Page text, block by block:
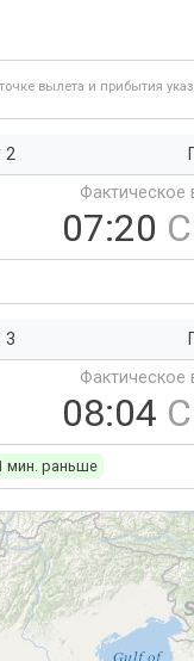
вылета и прибытия
2
Фактическое
07:20
3
Фактическое
08:04
мин. раньше